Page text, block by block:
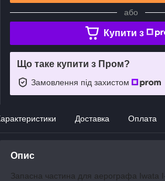
або
Купити з
Що таке купити з Пром?
Замовлення під захистом
Доставка Оплата
Опис
Запасна частина для аерографа Iwata